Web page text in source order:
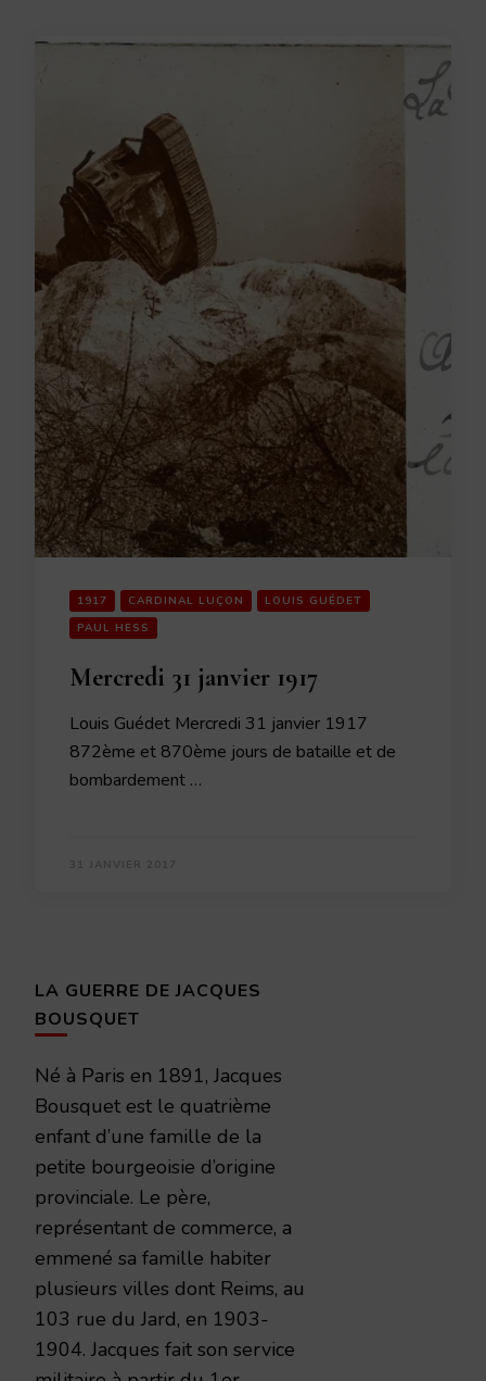
1917 CARDINAL LUÇON
LOUIS GUÉDET
PAUL HESS
Mercredi 31 janvier 1917
Louis Guédet Mercredi 31 janvier 1917
872ème et 870ème jours de bataille et de
bombardement …
LA GUERRE DE JACQUES
BOUSQUET
Né à Paris en 1891, Jacques
Bousquet est le quatrième
enfant d’une famille de la
petite bourgeoisie d’origine
provinciale. Le père,
représentant de commerce, a
emmené sa famille habiter
plusieurs villes dont Reims, au
103 rue du Jard, en 1903-
1904. Jacques fait son service